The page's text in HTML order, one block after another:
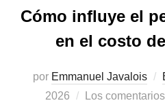
Cómo influye el
en el costo
por Emmanuel Javalois
2026
Los